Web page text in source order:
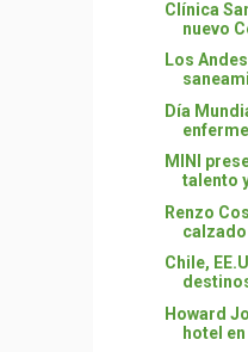
Clínica
nuevo
Los
Día
MINI
talento
Renzo
Chile,
Howard
hotel